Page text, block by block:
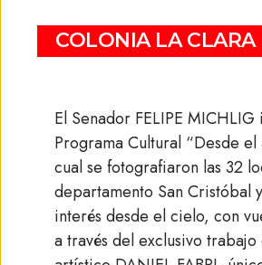
COLONIA LA CLARA
El Senador FELIPE
Programa Cultural “Desde
cual se fotografiaron las 32
departamento San Cristóbal
interés desde el cielo, con
a través del exclusivo